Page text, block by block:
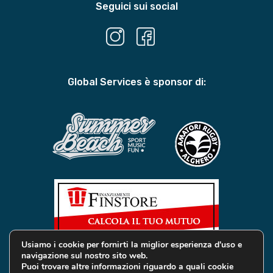
Seguici sui social
Global Services è sponsor di:
Usiamo i cookie per fornirti la miglior esperienza d'uso e
navigazione sul nostro sito web.
Puoi trovare altre informazioni riguardo a quali cookie